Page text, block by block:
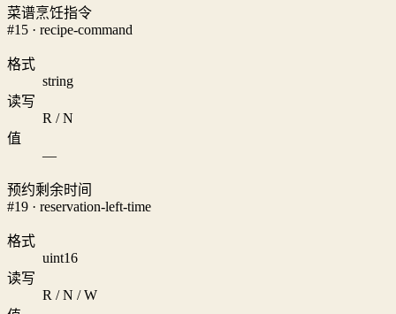
菜谱烹饪指令
#15 · recipe-command
格式
string
读写
R / N
值
—
预约剩余时间
#19 · reservation-left-time
格式
uint16
读写
R / N / W